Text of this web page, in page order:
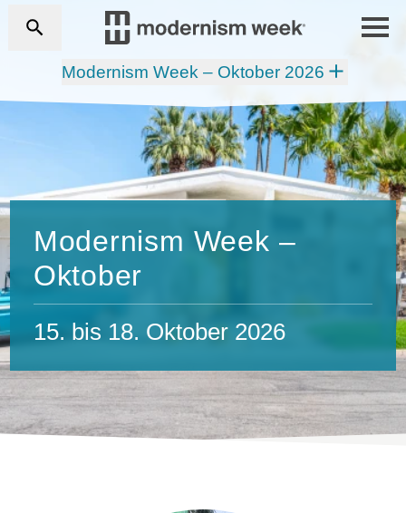
Modernism Week – Oktober 2026
Modernism Week –
Oktober
15. bis 18. Oktober 2026